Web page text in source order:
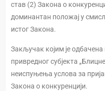
став (2) Закона о
доминантан положај у
истог Закона.
Закључак којим је одбачена
привредног субјекта
неиспуњења услова за
Закона о конкуренцији.